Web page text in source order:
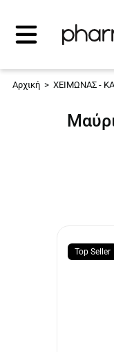
Αρχική > ΧΕΙΜΩΝΑΣ -
Top Seller